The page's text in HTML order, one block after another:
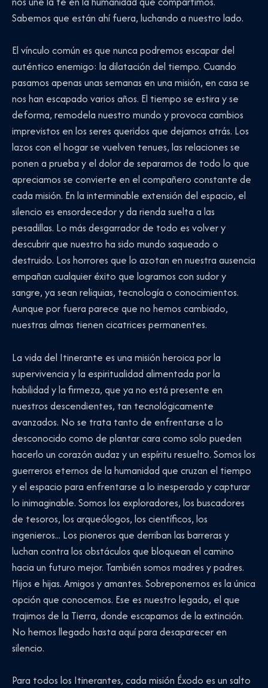
Sabemos que están ahí fuera, luchando a nuestro lado.
El vínculo común es que nunca podremos escapar del
auténtico enemigo: la dilatación del tiempo. Cuando
pasamos apenas unas semanas en una misión, en casa se
nos han escapado varios años. El tiempo se estira y se
deforma, remodela nuestro mundo y provoca cambios
imprevistos en los seres queridos que dejamos atrás. Los
lazos con el hogar se vuelven tenues, las relaciones se
ponen a prueba y el dolor de separarnos de todo lo que
apreciamos se convierte en el compañero constante de
cada misión. En la interminable extensión del espacio, el
silencio es ensordecedor y da rienda suelta a las
pesadillas. Lo más desgarrador de todo es volver y
descubrir que nuestro ha sido mundo saqueado o
destruido. Los horrores que lo azotan en nuestra ausencia
empañan cualquier éxito que logramos con sudor y
sangre, ya sean reliquias, tecnología o conocimientos.
Aunque por fuera parece que no hemos cambiado,
nuestras almas tienen cicatrices permanentes.
La vida del Itinerante es una misión heroica por la
supervivencia y la espiritualidad alimentada por la
habilidad y la firmeza, que ya no está presente en
nuestros descendientes, tan tecnológicamente
avanzados. No se trata tanto de enfrentarse a lo
desconocido como de plantar cara como solo pueden
hacerlo un corazón audaz y un espíritu resuelto. Somos los
guerreros eternos de la humanidad que cruzan el tiempo
y el espacio para enfrentarse a lo inesperado y capturar
lo inimaginable. Somos los exploradores, los buscadores
de tesoros, los arqueólogos, los científicos, los
ingenieros... Los pioneros que derriban las barreras y
luchan contra los obstáculos que bloquean el camino
hacia un futuro mejor. También somos madres y padres.
Hijos e hijas. Amigos y amantes. Sobreponernos es la única
opción que conocemos. Ese es nuestro legado, el que
trajimos de la Tierra, donde escapamos de la extinción.
No hemos llegado hasta aquí para desaparecer en
silencio.
Para todos los Itinerantes, cada misión Éxodo es un salto